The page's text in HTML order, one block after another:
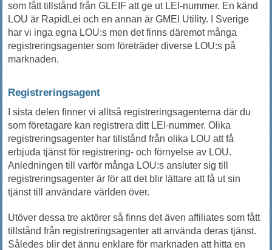
som fått tillstånd från GLEIF att ge ut LEI-nummer. En känd
LOU är RapidLei och en annan är GMEI Utility. I Sverige
har vi inga egna LOU:s men det finns däremot många
registreringsagenter som företräder diverse LOU:s på
marknaden.
Registreringsagent
I sista delen finner vi alltså registreringsagenterna där du
som företagare kan registrera ditt LEI-nummer. Olika
registreringsagenter har tillstånd från olika LOU att få
erbjuda tjänst för registrering- och förnyelse av LOU.
Anledningen till varför många LOU:s ansluter sig till
registreringsagenter är för att det blir lättare att få ut sin
tjänst till användare världen över.
Utöver dessa tre aktörer så finns det även affiliates som fått
tillstånd från registreringsagenter att använda deras tjänst.
Således blir det ännu enklare för marknaden att hitta en